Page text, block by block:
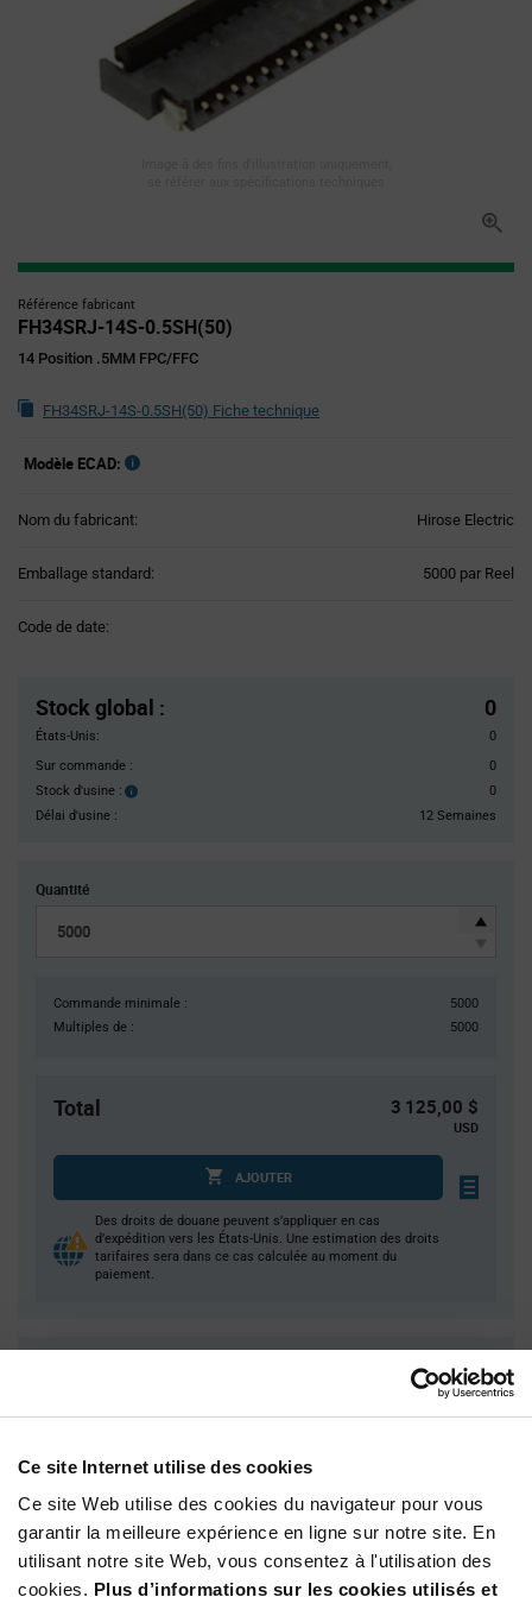
Ce site Internet utilise des cookies
Ce site Web utilise des cookies du navigateur pour vous
garantir la meilleure expérience en ligne sur notre site. En
utilisant notre site Web, vous consentez à l'utilisation des
cookies. Plus d’informations sur les cookies utilisés et
Référence fabricant
FH34SRJ-14S-0.5SH(50)
14 Position .5MM FPC/FFC
FH34SRJ-14S-0.5SH(50) Fiche technique
Modèle ECAD:
Nom du fabricant: Hirose Electric
Emballage standard: 5000 par Reel
Code de date:
Stock global : 0
États-Unis:
0
Sur commande :
0
Stock d'usine :
Stock
0
Délai d'usine :
12 Semaines
Quantité
Commande minimale :
5000
Multiples de :
5000
Total 3 125,00 $
USD
AJOUTER
Des droits de douane peuvent s’appliquer en cas
d’expédition vers les États-Unis. Une estimation des droits
tarifaires sera dans ce cas calculée au moment du
paiement.
Product
Variant
Information
section
Emballages disponibles
Reel
Qté: 5 000+ / Prix unitaire: $0.625 / Stock: 0